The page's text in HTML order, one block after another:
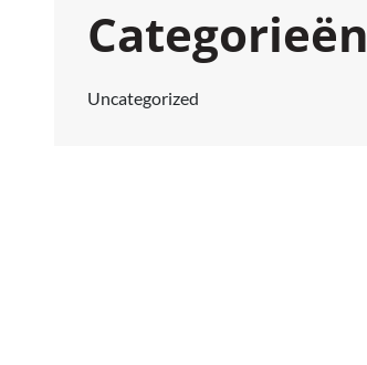
Categorieën
Uncategorized